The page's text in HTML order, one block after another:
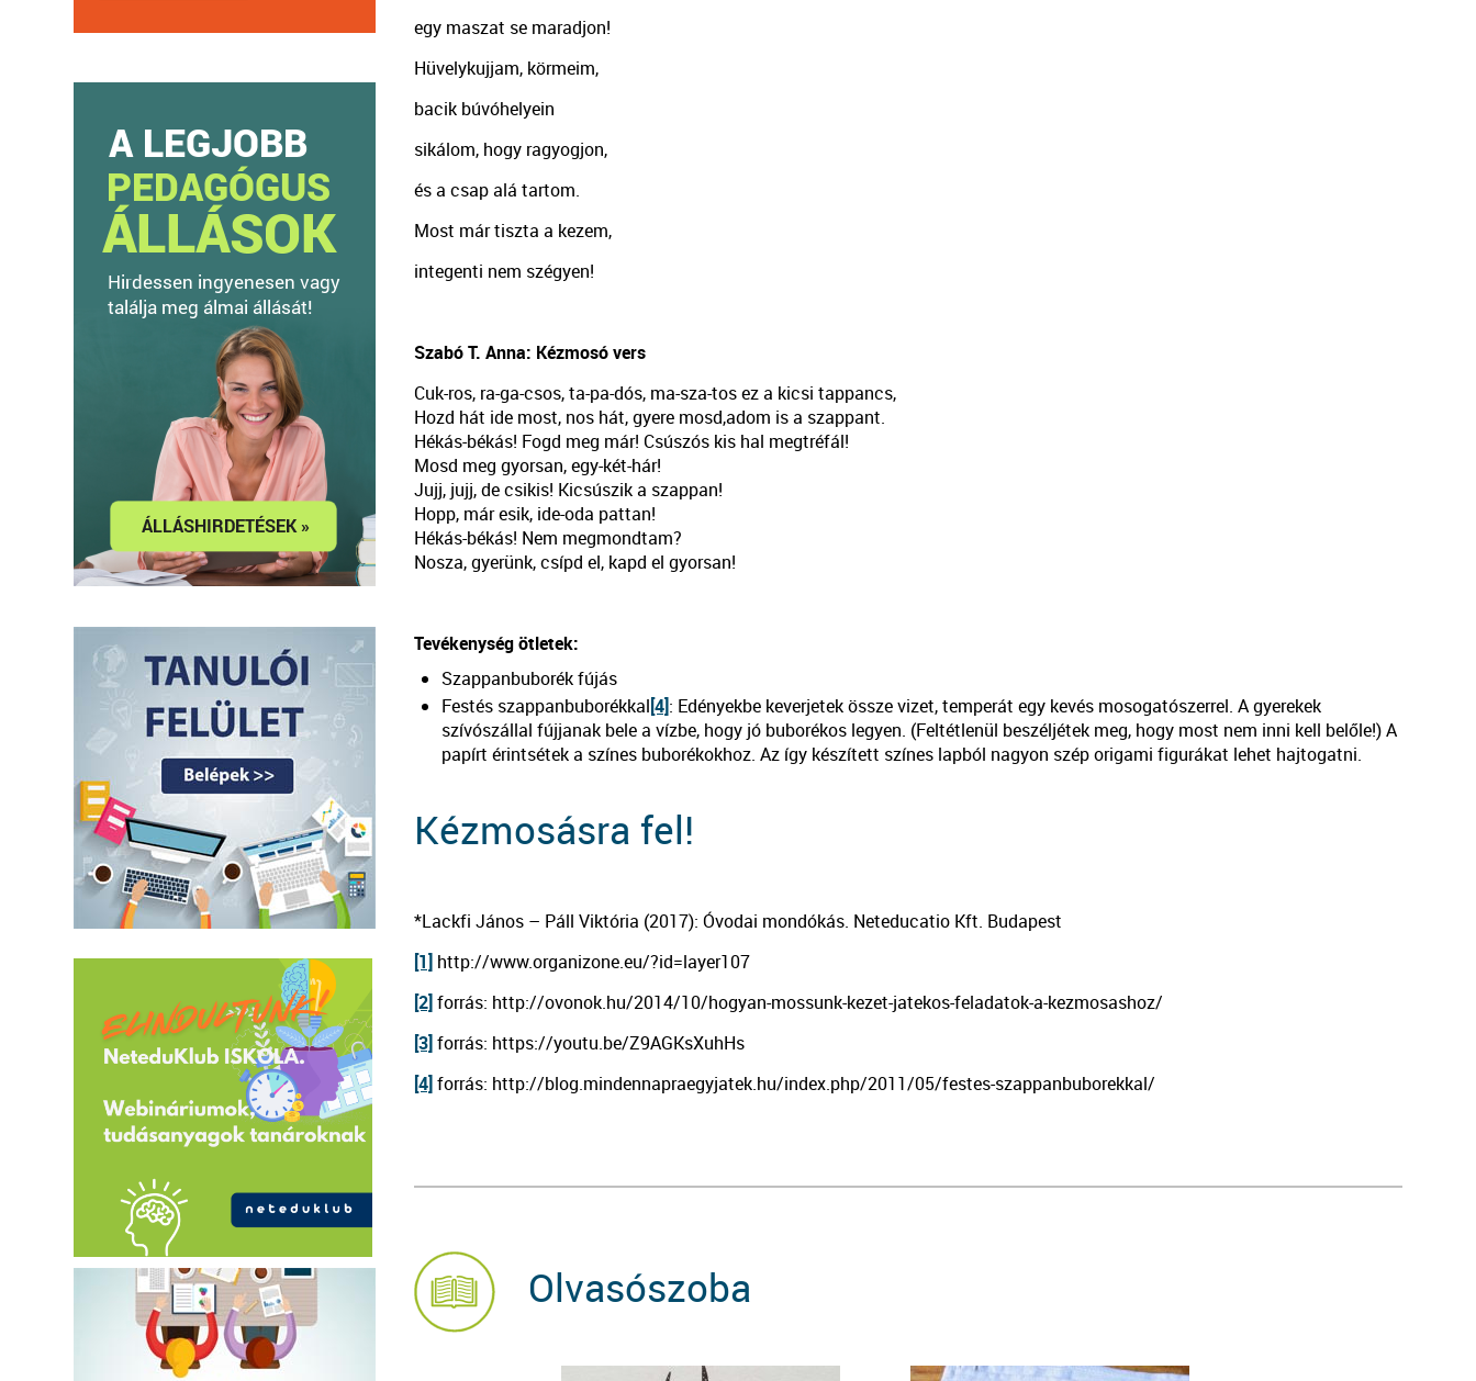
egy maszat se maradjon!
Hüvelykujjam, körmeim,
bacik búvóhelyein
sikálom, hogy ragyogjon,
és a csap alá tartom.
Most már tiszta a kezem,
integenti nem szégyen!
Szabó T. Anna: Kézmosó vers
Cuk-ros, ra-ga-csos, ta-pa-dós, ma-sza-tos ez a kicsi tappancs,
Hozd hát ide most, nos hát, gyere mosd,adom is a szappant.
Hékás-békás! Fogd meg már! Csúszós kis hal megtréfál!
Mosd meg gyorsan, egy-két-hár!
Jujj, jujj, de csikis! Kicsúszik a szappan!
Hopp, már esik, ide-oda pattan!
Hékás-békás! Nem megmondtam?
Nosza, gyerünk, csípd el, kapd el gyorsan!
Tevékenység ötletek:
Szappanbuborék fújás
Festés szappanbuborékkal[4]: Edényekbe keverjetek össze vizet, temperát egy kevés mosogatószerrel. A gyerekek
szívószállal fújjanak bele a vízbe, hogy jó buborékos legyen. (Feltétlenül beszéljétek meg, hogy most nem inni kell belőle!) A
papírt érintsétek a színes buborékokhoz. Az így készített színes lapból nagyon szép origami figurákat lehet hajtogatni.
Kézmosásra fel!
*Lackfi János – Páll Viktória (2017): Óvodai mondókás. Neteducatio Kft. Budapest
[1] http://www.organizone.eu/?id=layer107
[2] forrás: http://ovonok.hu/2014/10/hogyan-mossunk-kezet-jatekos-feladatok-a-kezmosashoz/
[3] forrás: https://youtu.be/Z9AGKsXuhHs
[4] forrás: http://blog.mindennapraegyjatek.hu/index.php/2011/05/festes-szappanbuborekkal/
Olvasószoba